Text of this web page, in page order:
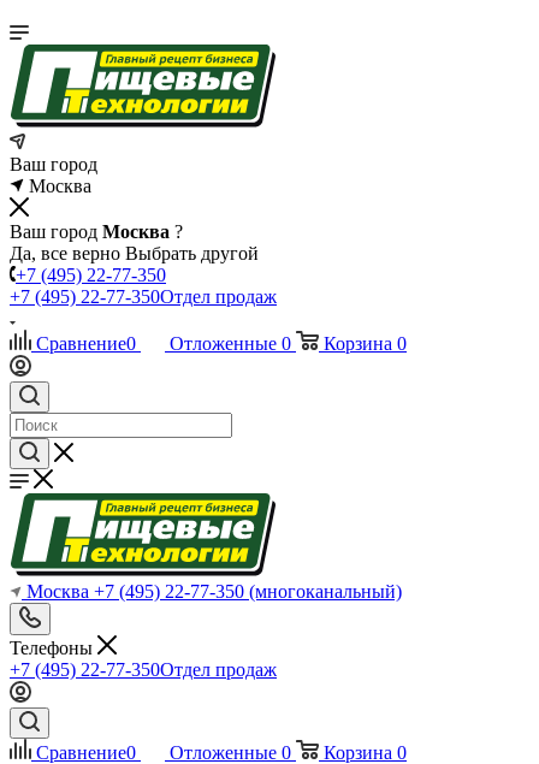
Ваш город
Москва
Ваш город Москва ?
Да, все верно Выбрать другой
+7 (495) 22-77-350
+7 (495) 22-77-350Отдел продаж
Сравнение0 Отложенные 0 Корзина 0
Москва +7 (495) 22-77-350 (многоканальный)
Телефоны
+7 (495) 22-77-350Отдел продаж
Сравнение0 Отложенные 0 Корзина 0